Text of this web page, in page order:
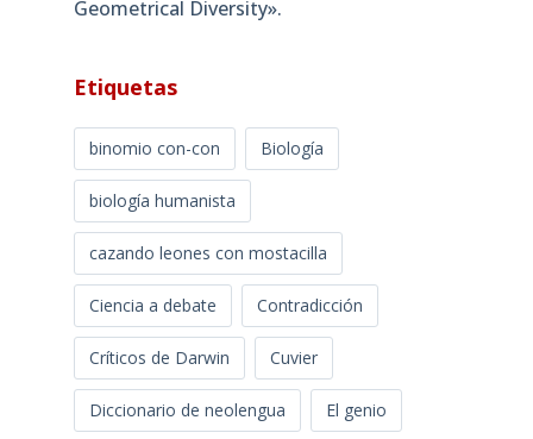
Geometrical Diversity»​.
Etiquetas
binomio con-con Biología
biología humanista
cazando leones con mostacilla
Ciencia a debate Contradicción
Críticos de Darwin Cuvier
Diccionario de neolengua El genio